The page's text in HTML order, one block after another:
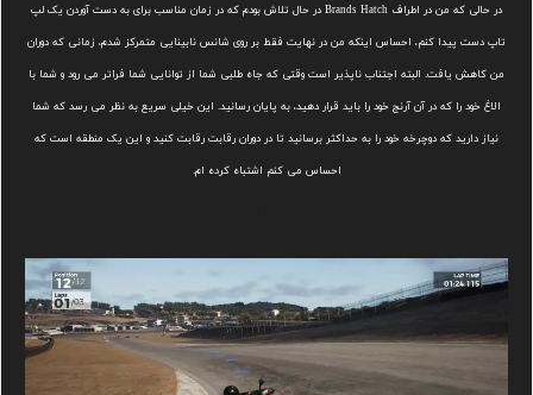
در حالی که من در اطراف Brands Hatch در حال تلاش بودم که در زمان مناسب برای به دست آوردن یک لپ
تاپ دست پیدا کنم، احساس اینکه من در نهایت فقط بر روی شانس نابینایی متمرکز شدم، زمانی که دوران
من کاهش یافت. البته اجتناب ناپذیر است وقتی که جاه طلبی شما از توانایی شما فراتر می رود و شما با
الاغ خود را که در آن آرنج خود را باید قرار دهید، به پایان رسانید. این خیلی سریع به نظر می رسد که شما
نیاز دارید که دوچرخه خود را به حداکثر برسانید تا در دوران رقابت رقابت کنید و این یک منطقه است که
احساس می کنم اشتباه کرده ام.